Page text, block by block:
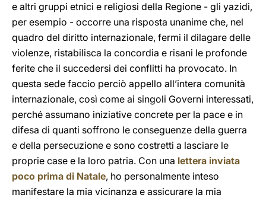
e altri gruppi etnici e religiosi della Regione - gli yazidi,
per esempio - occorre una risposta unanime che, nel
quadro del diritto internazionale, fermi il dilagare delle
violenze, ristabilisca la concordia e risani le profonde
ferite che il succedersi dei conflitti ha provocato. In
questa sede faccio perciò appello all’intera comunità
internazionale, così come ai singoli Governi interessati,
perché assumano iniziative concrete per la pace e in
difesa di quanti soffrono le conseguenze della guerra
e della persecuzione e sono costretti a lasciare le
proprie case e la loro patria. Con una lettera inviata
poco prima di Natale, ho personalmente inteso
manifestare la mia vicinanza e assicurare la mia